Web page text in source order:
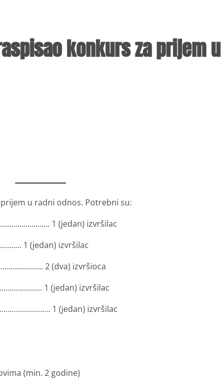
konkurs za prijem u
u radni odnos. Potrebni su:
1 (jedan) izvršilac
1 (jedan) izvršilac
2 (dva) izvršioca
1 (jedan) izvršilac
1 (jedan) izvršilac
(min. 2 godine)